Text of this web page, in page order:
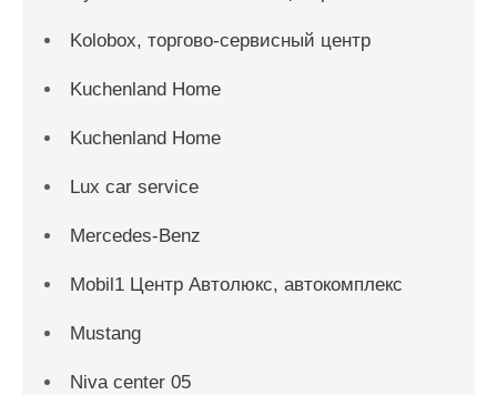
Kolobox, торгово-сервисный центр
Kuchenland Home
Kuchenland Home
Lux car service
Mercedes-Benz
Mobil1 Центр Автолюкс, автокомплекс
Mustang
Niva center 05